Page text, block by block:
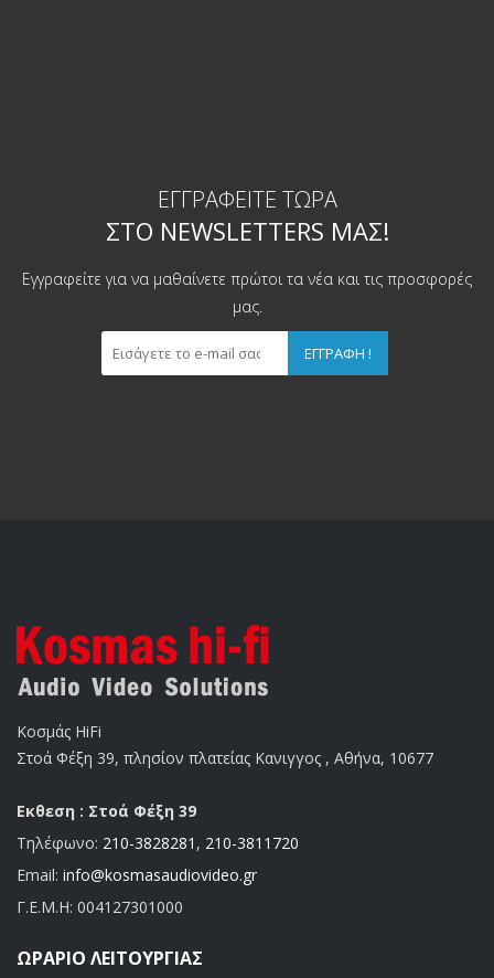
ΕΓΓΡΑΦΕΊΤΕ ΤΏΡΑ
ΣΤΟ NEWSLETTERS ΜΑΣ!
Εγγραφείτε για να μαθαίνετε πρώτοι τα νέα και τις προσφορές
μας.
ΕΓΓΡΑΦΉ !
Κοσμάς HiFi
Στοά Φέξη 39, πλησίον πλατείας Κανιγγος , Αθήνα, 10677
Εκθεση : Στοά Φέξη 39
Τηλέφωνο: 210-3828281 , 210-3811720
Email: info@kosmasaudiovideo.gr
Γ.Ε.Μ.Η: 004127301000
ΩΡΆΡΙΟ ΛΕΙΤΟΥΡΓΊΑΣ